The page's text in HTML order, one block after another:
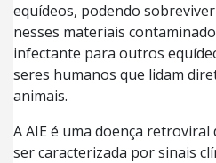
equídeos, podendo
nesses materiais
infectante para outros
seres humanos que lidam
animais.
A AIE é uma doença
ser caracterizada por sinais